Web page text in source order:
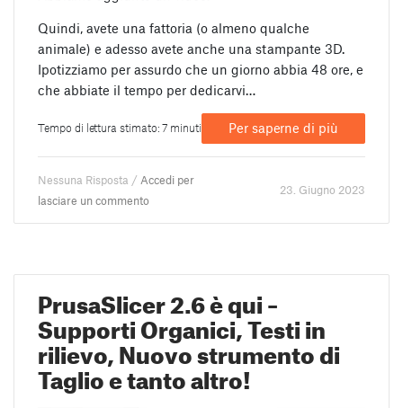
Quindi, avete una fattoria (o almeno qualche
animale) e adesso avete anche una stampante 3D.
Ipotizziamo per assurdo che un giorno abbia 48 ore, e
che abbiate il tempo per dedicarvi…
Tempo di lettura stimato: 7 minuti Per saperne di più
Nessuna Risposta / Accedi per
lasciare un commento
23. Giugno 2023
PrusaSlicer 2.6 è qui –
Supporti Organici, Testi in
rilievo, Nuovo strumento di
Taglio e tanto altro!